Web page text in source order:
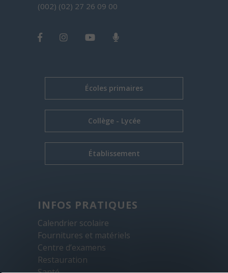
(002) (02) 27 26 09 00
Écoles primaires
Collège - Lycée
Établissement
INFOS PRATIQUES
Calendrier scolaire
Fournitures et matériels
Centre d’examens
Restauration